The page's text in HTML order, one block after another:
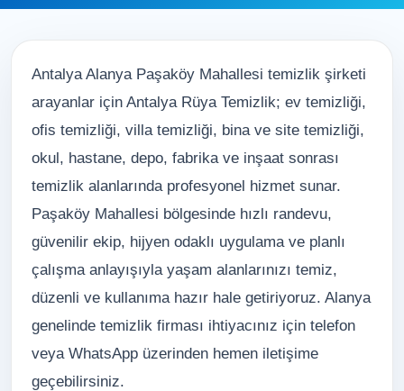
Antalya Alanya Paşaköy Mahallesi temizlik şirketi
arayanlar için Antalya Rüya Temizlik; ev temizliği,
ofis temizliği, villa temizliği, bina ve site temizliği,
okul, hastane, depo, fabrika ve inşaat sonrası
temizlik alanlarında profesyonel hizmet sunar.
Paşaköy Mahallesi bölgesinde hızlı randevu,
güvenilir ekip, hijyen odaklı uygulama ve planlı
çalışma anlayışıyla yaşam alanlarınızı temiz,
düzenli ve kullanıma hazır hale getiriyoruz. Alanya
genelinde temizlik firması ihtiyacınız için telefon
veya WhatsApp üzerinden hemen iletişime
geçebilirsiniz.